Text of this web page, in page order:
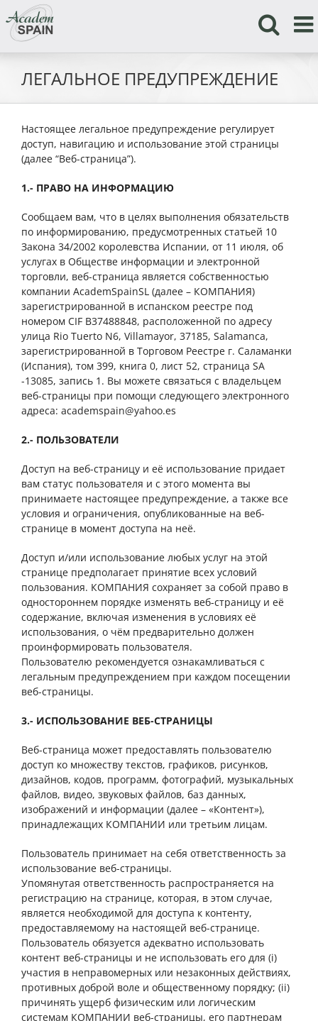
to
content
ЛЕГАЛЬНОЕ ПРЕДУПРЕЖДЕНИЕ
Настоящее легальное предупреждение регулирует
доступ, навигацию и использование этой страницы
(далее “Веб-страница”).
1.- ПРАВО НА ИНФОРМАЦИЮ
Сообщаем вам, что в целях выполнения обязательств
по информированию, предусмотренных статьей 10
Закона 34/2002 королевства Испании, от 11 июля, об
услугах в Обществе информации и электронной
торговли, веб-страница является собственностью
компании AcademSpainSL (далее – КОМПАНИЯ)
зарегистрированной в испанском реестре под
номером CIF B37488848, расположенной по адресу
улица Rio Tuerto N6, Villamayor, 37185, Salamanca,
зарегистрированной в Торговом Реестре г. Саламанки
(Испания), том 399, книга 0, лист 52, страница SA
-13085, запись 1. Вы можете связаться с владельцем
веб-страницы при помощи следующего электронного
адреса: academspain@yahoo.es
2.- ПОЛЬЗОВАТЕЛИ
Доступ на веб-страницу и её использование придает
вам статус пользователя и с этого момента вы
принимаете настоящее предупреждение, а также все
условия и ограничения, опубликованные на веб-
странице в момент доступа на неё.
Доступ и/или использование любых услуг на этой
странице предполагает принятие всех условий
пользования. КОМПАНИЯ сохраняет за собой право в
одностороннем порядке изменять веб-страницу и её
содержание, включая изменения в условиях её
использования, о чём предварительно должен
проинформировать пользователя.
Пользователю рекомендуется ознакамливаться с
легальным предупреждением при каждом посещении
веб-страницы.
3.- ИСПОЛЬЗОВАНИЕ ВЕБ-СТРАНИЦЫ
Веб-страница может предоставлять пользователю
доступ ко множеству текстов, графиков, рисунков,
дизайнов, кодов, программ, фотографий, музыкальных
файлов, видео, звуковых файлов, баз данных,
изображений и информации (далее – «Контент»),
принадлежащих КОМПАНИИ или третьим лицам.
Пользователь принимает на себя ответственность за
использование веб-страницы.
Упомянутая ответственность распространяется на
регистрацию на странице, которая, в этом случае,
является необходимой для доступа к контенту,
предоставляемому на настоящей веб-странице.
Пользователь обязуется адекватно использовать
контент веб-страницы и не использовать его для (i)
участия в неправомерных или незаконных действиях,
противных доброй воле и общественному порядку; (ii)
причинять ущерб физическим или логическим
системам КОМПАНИИ веб-страницы, его партнерам